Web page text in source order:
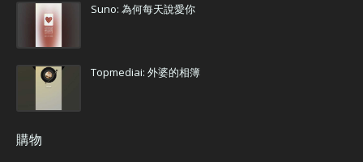
Suno: 為何每天說愛你
Topmediai: 外婆的相簿
購物